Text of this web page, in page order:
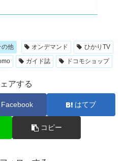
の他 オンデマンド
ひかりTV
ガイド誌 ドコモショップ
アする
Facebook はてブ
コピー